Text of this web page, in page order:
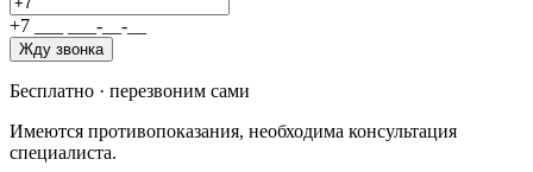
+7 - -
Жду звонка
Бесплатно · перезвоним сами
Имеются противопоказания, необходима консультация
специалиста.